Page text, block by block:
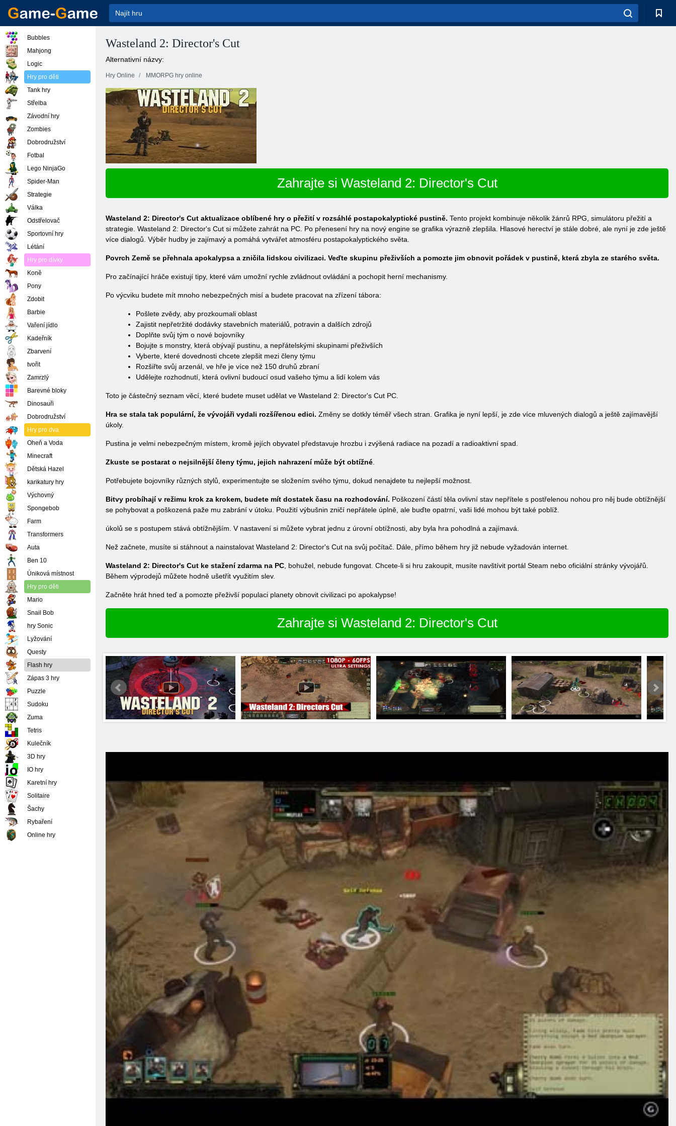
Wasteland 2: Director's Cut
Alternativní názvy:
Hry Online MMORPG hry online
Zahrajte si Wasteland 2: Director's Cut
Wasteland 2: Director's Cut aktualizace oblíbené hry o přežití v rozsáhlé postapokalyptické pustině. Tento projekt kombinuje několik žánrů RPG, simulátoru přežití a
strategie. Wasteland 2: Director's Cut si můžete zahrát na PC. Po přenesení hry na nový engine se grafika výrazně zlepšila. Hlasové herectví je stále dobré, ale nyní je zde ještě
více dialogů. Výběr hudby je zajímavý a pomáhá vytvářet atmosféru postapokalyptického světa.
Povrch Země se přehnala apokalypsa a zničila lidskou civilizaci. Veďte skupinu přeživších a pomozte jim obnovit pořádek v pustině, která zbyla ze starého světa.
Pro začínající hráče existují tipy, které vám umožní rychle zvládnout ovládání a pochopit herní mechanismy.
Po výcviku budete mít mnoho nebezpečných misí a budete pracovat na zřízení tábora:
Pošlete zvědy, aby prozkoumali oblast
Zajistit nepřetržité dodávky stavebních materiálů, potravin a dalších zdrojů
Doplňte svůj tým o nové bojovníky
Bojujte s monstry, která obývají pustinu, a nepřátelskými skupinami přeživších
Vyberte, které dovednosti chcete zlepšit mezi členy týmu
Rozšiřte svůj arzenál, ve hře je více než 150 druhů zbraní
Udělejte rozhodnutí, která ovlivní budoucí osud vašeho týmu a lidí kolem vás
Toto je částečný seznam věcí, které budete muset udělat ve Wasteland 2: Director's Cut PC.
Hra se stala tak populární, že vývojáři vydali rozšířenou edici. Změny se dotkly téměř všech stran. Grafika je nyní lepší, je zde více mluvených dialogů a ještě zajímavější
úkoly.
Pustina je velmi nebezpečným místem, kromě jejích obyvatel představuje hrozbu i zvýšená radiace na pozadí a radioaktivní spad.
Zkuste se postarat o nejsilnější členy týmu, jejich nahrazení může být obtížné
Potřebujete bojovníky různých stylů, experimentujte se složením svého týmu, dokud nenajdete tu nejlepší možnost.
Bitvy probíhají v režimu krok za krokem, budete mít dostatek času na rozhodování. Poškození částí těla ovlivní stav nepřítele s postřelenou nohou pro něj bude obtížnější
se pohybovat a poškozená paže mu zabrání v útoku. Použití výbušnin zničí nepřátele úplně, ale buďte opatrní, vaši lidé mohou být také poblíž.
úkolů se s postupem stává obtížnějším. V nastavení si můžete vybrat jednu z úrovní obtížnosti, aby byla hra pohodlná a zajímavá.
Než začnete, musíte si stáhnout a nainstalovat Wasteland 2: Director's Cut na svůj počítač. Dále, přímo během hry již nebude vyžadován internet.
Wasteland 2: Director's Cut ke stažení zdarma na PC , bohužel, nebude fungovat. Chcete-li si hru zakoupit, musíte navštívit portál Steam nebo oficiální stránky vývojářů.
Během výprodejů můžete hodně ušetřit využitím slev.
Začněte hrát hned teď a pomozte přeživší populaci planety obnovit civilizaci po apokalypse!
Zahrajte si Wasteland 2: Director's Cut
Bubbles
Mahjong
Logic
Hry pro děti
Tank hry
Střelba
Závodní hry
Zombies
Dobrodružství
Fotbal
Lego NinjaGo
Spider-Man
Strategie
Válka
Odstřelovač
Sportovní hry
Létání
Hry pro dívky
Koně
Pony
Zdobit
Barbie
Vaření jídlo
Kadeřník
Zbarvení
tvořit
Zamrzlý
Barevné bloky
Dinosauři
Dobrodružství
Hry pro dva
Oheň a Voda
Minecraft
Dětská Hazel
karikatury hry
Výchovný
Spongebob
Farm
Transformers
Auta
Ben 10
Úniková místnost
Hry pro děti
Mario
Snail Bob
hry Sonic
Lyžování
Questy
Flash hry
Zápas 3 hry
Puzzle
Sudoku
Zuma
Tetris
Kulečník
3D hry
IO hry
Karetní hry
Solitaire
Šachy
Rybaření
Online hry